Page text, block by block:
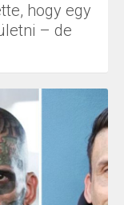
hogy egy
– de